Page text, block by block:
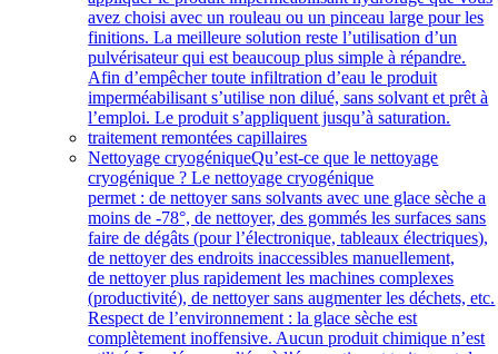
avez choisi avec un rouleau ou un pinceau large pour les
finitions. La meilleure solution reste l’utilisation d’un
pulvérisateur qui est beaucoup plus simple à répandre.
Afin d’empêcher toute infiltration d’eau le produit
imperméabilisant s’utilise non dilué, sans solvant et prêt à
l’emploi. Le produit s’appliquent jusqu’à saturation.
traitement remontées capillaires
Nettoyage cryogéniqueQu’est-ce que le nettoyage
cryogénique ? Le nettoyage cryogénique
permet : de nettoyer sans solvants avec une glace sèche a
moins de -78°, de nettoyer, des gommés les surfaces sans
faire de dégâts (pour l’électronique, tableaux électriques),
de nettoyer des endroits inaccessibles manuellement,
de nettoyer plus rapidement les machines complexes
(productivité), de nettoyer sans augmenter les déchets, etc.
Respect de l’environnement : la glace sèche est
complètement inoffensive. Aucun produit chimique n’est